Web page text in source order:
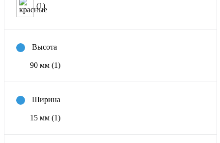
(1)
Высота
90 мм (1)
Ширина
15 мм (1)